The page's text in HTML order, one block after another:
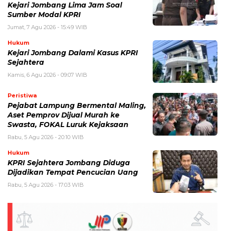
Kejari Jombang Lima Jam Soal
Sumber Modal KPRI
Jumat, 7 Agu 2026 - 15:49 WIB
Hukum
Kejari Jombang Dalami Kasus KPRI
Sejahtera
Kamis, 6 Agu 2026 - 09:07 WIB
Peristiwa
Pejabat Lampung Bermental Maling,
Aset Pemprov Dijual Murah ke
Swasta, FOKAL Luruk Kejaksaan
Rabu, 5 Agu 2026 - 20:10 WIB
Hukum
KPRI Sejahtera Jombang Diduga
Dijadikan Tempat Pencucian Uang
Rabu, 5 Agu 2026 - 17:03 WIB